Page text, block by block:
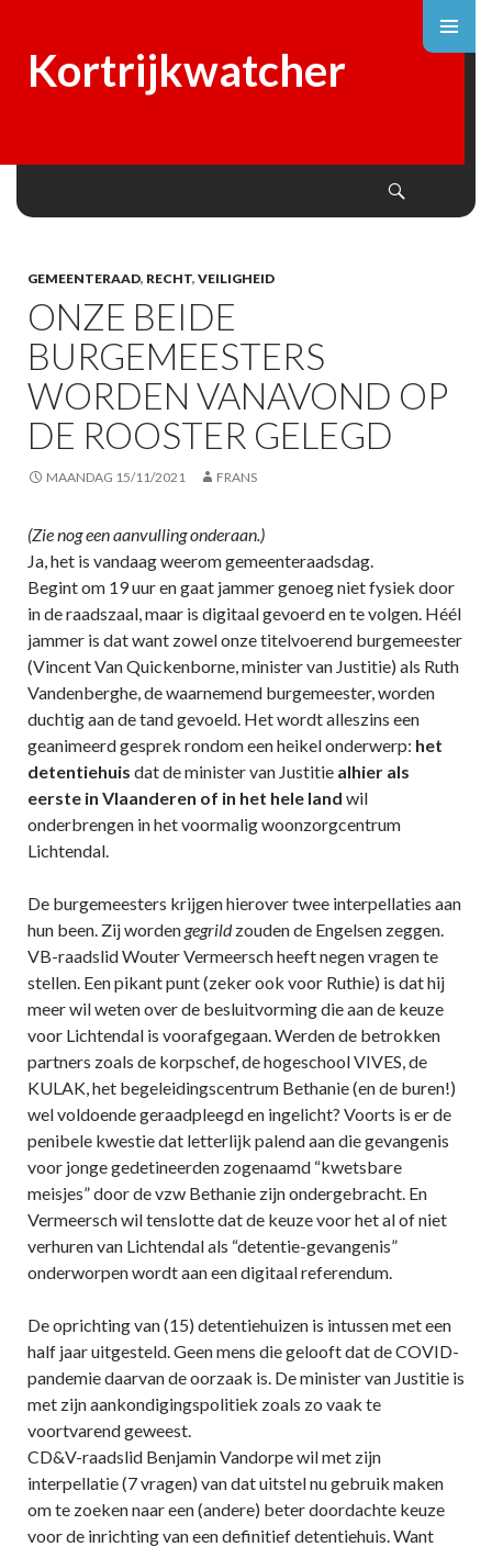
Kortrijkwatcher
GEMEENTERAAD, RECHT, VEILIGHEID
ONZE BEIDE
BURGEMEESTERS
WORDEN VANAVOND OP
DE ROOSTER GELEGD
MAANDAG 15/11/2021 FRANS
(Zie nog een aanvulling onderaan.)
Ja, het is vandaag weerom gemeenteraadsdag.
Begint om 19 uur en gaat jammer genoeg niet fysiek door
in de raadszaal, maar is digitaal gevoerd en te volgen. Héél
jammer is dat want zowel onze titelvoerend burgemeester
(Vincent Van Quickenborne, minister van Justitie) als Ruth
Vandenberghe, de waarnemend burgemeester, worden
duchtig aan de tand gevoeld. Het wordt alleszins een
geanimeerd gesprek rondom een heikel onderwerp: het
detentiehuis dat de minister van Justitie alhier als
eerste in Vlaanderen of in het hele land wil
onderbrengen in het voormalig woonzorgcentrum
Lichtendal.
De burgemeesters krijgen hierover twee interpellaties aan
hun been. Zij wordengegrildzouden de Engelsen zeggen.
VB-raadslid Wouter Vermeersch heeft negen vragen te
stellen. Een pikant punt (zeker ook voor Ruthie) is dat hij
meer wil weten over de besluitvorming die aan de keuze
voor Lichtendal is voorafgegaan. Werden de betrokken
partners zoals de korpschef, de hogeschool VIVES, de
KULAK, het begeleidingscentrum Bethanie (en de buren!)
wel voldoende geraadpleegd en ingelicht? Voorts is er de
penibele kwestie dat letterlijk palend aan die gevangenis
voor jonge gedetineerden zogenaamd “kwetsbare
meisjes” door de vzw Bethanie zijn ondergebracht. En
Vermeersch wil tenslotte dat de keuze voor het al of niet
verhuren van Lichtendal als “detentie-gevangenis”
onderworpen wordt aan een digitaal referendum.
De oprichting van (15) detentiehuizen is intussen met een
half jaar uitgesteld. Geen mens die gelooft dat de COVID-
pandemie daarvan de oorzaak is. De minister van Justitie is
met zijn aankondigingspolitiek zoals zo vaak te
voortvarend geweest.
CD&V-raadslid Benjamin Vandorpe wil met zijn
interpellatie (7 vragen) van dat uitstel nu gebruik maken
om te zoeken naar een (andere) beter doordachte keuze
voor de inrichting van een definitief detentiehuis. Want